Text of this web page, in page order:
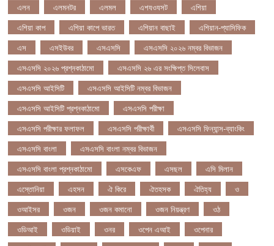
এলন
এলমনটর এলমল এশযওযসট
এশিয়া
এশিয়া কাপ
এশিয়া কাপে ভারত এশিয়ান বাছাই
এশিয়ান-প্যাসিফিক
এস
এসইউবর এসএসসি
এসএসসি ২০২৬ নম্বর বিভাজন
এসএসসি ২০২৬ প্রশ্নকাঠামো
এসএসসি ২৬ এর সংক্ষিপ্ত সিলেবাস
এসএসসি আইসিটি
এসএসসি আইসিটি নম্বর বিভাজন
এসএসসি আইসিটি প্রশ্নকাঠামো
এসএসসি পরীক্ষা
এসএসসি পরীক্ষার ফলাফল
এসএসসি পরীক্ষার্থী
এসএসসি ফিন্যান্স-ব্যাংকিং
এসএসসি বাংলা
এসএসসি বাংলা নম্বর বিভাজন
এসএসসি বাংলা প্রশ্নকাঠামো
এসকেএফ এসছল
এসি মিলান
এস্তোনিয়া
এহসন ঐ কিরে ঐতহসক ঐতিহ্য
ও
ওআইসর
ওজন ওজন কমানো ওজন নিয়ন্ত্রণ
ওঠ
ওডিআই
ওডিয়াই ওনর ওপেন এআই
ওপেনার